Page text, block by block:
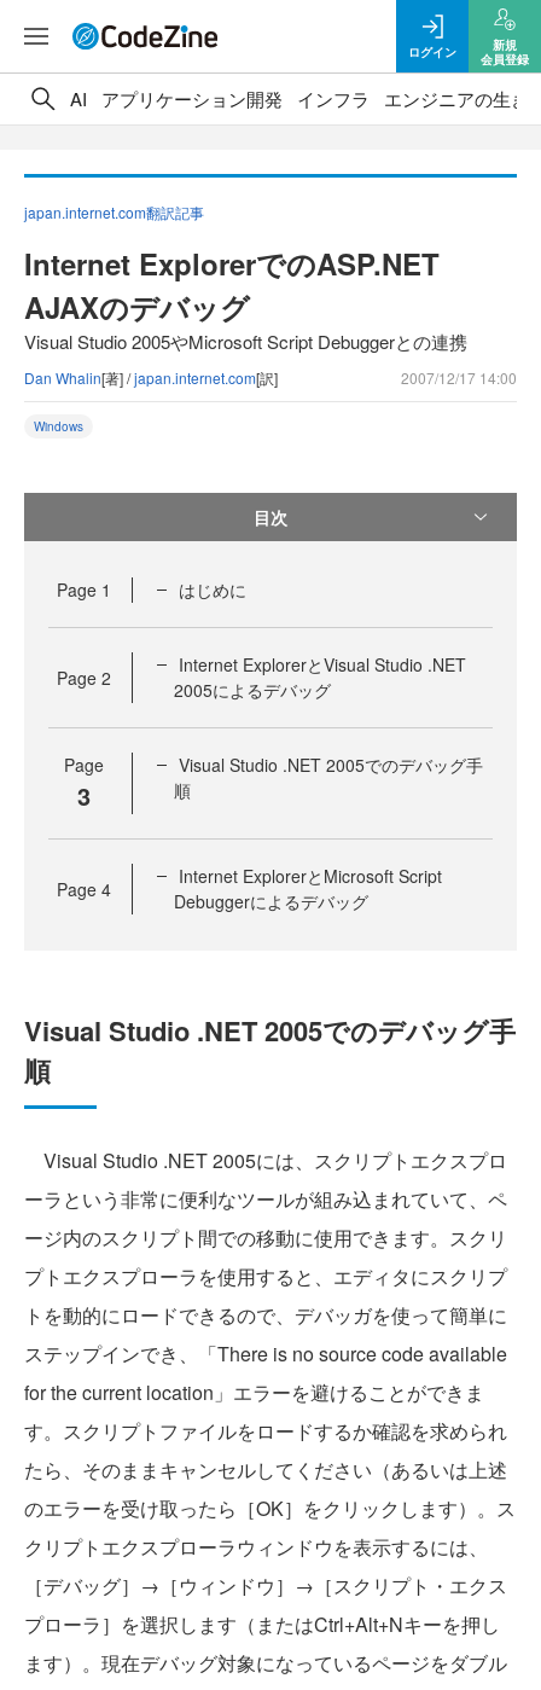
ログイン
新規
会員登録
AI アプリケーション開発 インフラ エンジニアの生き
japan.internet.com翻訳記事
Internet ExplorerでのASP.NET
AJAXのデバッグ
Visual Studio 2005やMicrosoft Script Debuggerとの連携
Dan Whalin[著] /japan.internet.com[訳] 2007/12/17 14:00
Windows
目次
Page 1 はじめに
Page 2
Internet ExplorerとVisual Studio .NET
2005によるデバッグ
Page
3
Visual Studio .NET 2005でのデバッグ手
順
Page 4
Internet ExplorerとMicrosoft Script
Debuggerによるデバッグ
Visual Studio .NET 2005でのデバッグ手
順
Visual Studio .NET 2005には、スクリプトエクスプロ
ーラという非常に便利なツールが組み込まれていて、ペ
ージ内のスクリプト間での移動に使用できます。スクリ
プトエクスプローラを使用すると、エディタにスクリプ
トを動的にロードできるので、デバッガを使って簡単に
ステップインでき、「There is no source code available
for the current location」エラーを避けることができま
す。スクリプトファイルをロードするか確認を求められ
たら、そのままキャンセルしてください（あるいは上述
のエラーを受け取ったら［OK］をクリックします）。ス
クリプトエクスプローラウィンドウを表示するには、
［デバッグ］→［ウィンドウ］→［スクリプト・エクス
プローラ］を選択します（またはCtrl+Alt+Nキーを押し
ます）。現在デバッグ対象になっているページをダブル